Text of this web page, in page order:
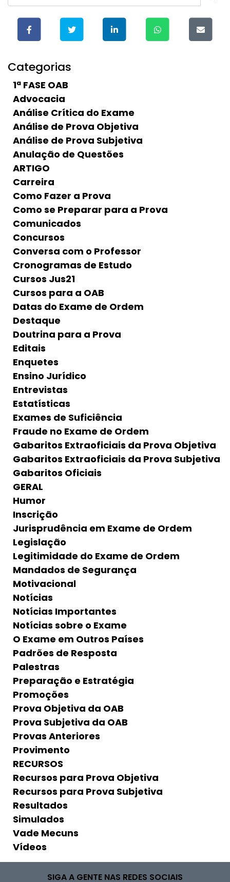
Categorias
1ª FASE OAB
Advocacia
Análise Crítica do Exame
Análise de Prova Objetiva
Análise de Prova Subjetiva
Anulação de Questões
ARTIGO
Carreira
Como Fazer a Prova
Como se Preparar para a Prova
Comunicados
Concursos
Conversa com o Professor
Cronogramas de Estudo
Cursos Jus21
Cursos para a OAB
Datas do Exame de Ordem
Destaque
Doutrina para a Prova
Editais
Enquetes
Ensino Jurídico
Entrevistas
Estatísticas
Exames de Suficiência
Fraude no Exame de Ordem
Gabaritos Extraoficiais da Prova Objetiva
Gabaritos Extraoficiais da Prova Subjetiva
Gabaritos Oficiais
GERAL
Humor
Inscrição
Jurisprudência em Exame de Ordem
Legislação
Legitimidade do Exame de Ordem
Mandados de Segurança
Motivacional
Notícias
Notícias Importantes
Notícias sobre o Exame
O Exame em Outros Países
Padrões de Resposta
Palestras
Preparação e Estratégia
Promoções
Prova Objetiva da OAB
Prova Subjetiva da OAB
Provas Anteriores
Provimento
RECURSOS
Recursos para Prova Objetiva
Recursos para Prova Subjetiva
Resultados
Simulados
Vade Mecuns
Vídeos
SIGA A GENTE NAS REDES SOCIAIS